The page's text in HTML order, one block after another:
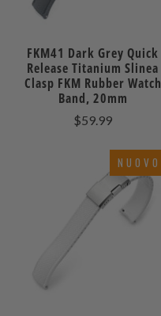
FKM41 Dark Grey Quick
Release Titanium Slinea
Clasp FKM Rubber Watch
Band, 20mm
$59.99
NUOVO